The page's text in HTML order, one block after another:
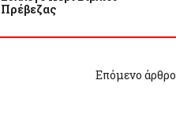
Πρέβεζας
Επόμενο άρθρο